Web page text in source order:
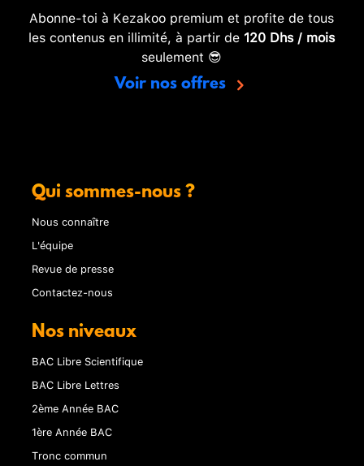
Abonne-toi à Kezakoo premium et profite de tous
les contenus en illimité, à partir de 120 Dhs / mois
seulement 😎
Voir nos offres
Qui sommes-nous ?
Nous connaître
L'équipe
Revue de presse
Contactez-nous
Nos niveaux
BAC Libre Scientifique
BAC Libre Lettres
2ème Année BAC
1ère Année BAC
Tronc commun